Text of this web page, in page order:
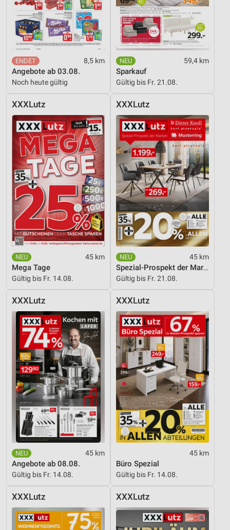
8,5 km
Angebote ab 03.08.
Noch heute gültig
59,4 km
Sparkauf
Gültig bis Fr. 21.08.
XXXLutz
45 km
Mega Tage
Gültig bis Fr. 14.08.
XXXLutz
45 km
Spezial-Prospekt der Marken
Gültig bis Fr. 21.08.
XXXLutz
45 km
Angebote ab 08.08.
Gültig bis Fr. 14.08.
XXXLutz
45 km
Büro Spezial
Gültig bis Fr. 14.08.
XXXLutz XXXLutz